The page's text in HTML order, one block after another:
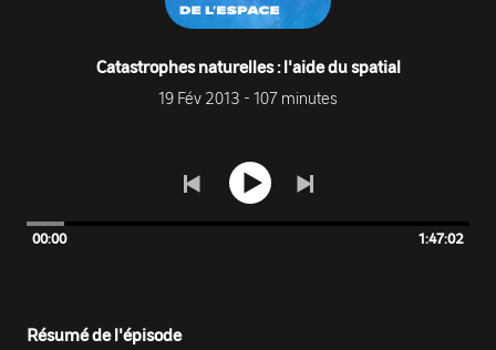
Catastrophes naturelles : l'aide du spatial
19 Fév 2013 - 107 minutes
00:00 1:47:02
Résumé de l'épisode